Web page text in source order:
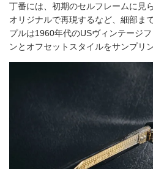
丁番には、初期のセルフレームに見
オリジナルで再現するなど、細部ま
プルは1960年代のUSヴィンテージ
ンとオフセットスタイルをサンプリ